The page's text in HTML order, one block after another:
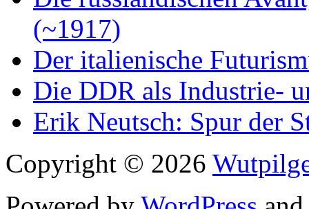
(~1917)
Der italienische
Die DDR als Industrie-
Erik Neutsch: Spur der
Copyright © 2026